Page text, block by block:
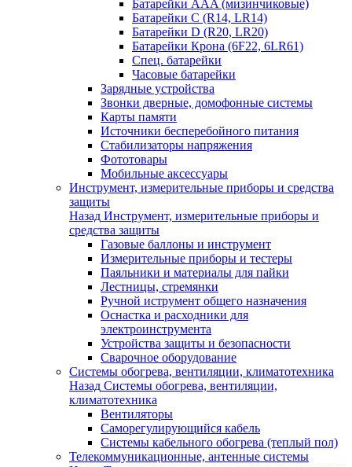
Батарейки AAA (мизинчиковые)
Батарейки C (R14, LR14)
Батарейки D (R20, LR20)
Батарейки Крона (6F22, 6LR61)
Спец. батарейки
Часовые батарейки
Зарядные устройства
Звонки дверные, домофонные системы
Карты памяти
Источники бесперебойного питания
Стабилизаторы напряжения
Фототовары
Мобильные аксессуары
Инструмент, измерительные приборы и средства
защиты
Назад Инструмент, измерительные приборы и
средства защиты
Газовые баллоны и инструмент
Измерительные приборы и тестеры
Паяльники и материалы для пайки
Лестницы, стремянки
Ручной иструмент общего назначения
Оснастка и расходники для
электроинструмента
Устройства защиты и безопасности
Сварочное оборудование
Системы обогрева, вентиляции, климатотехника
Назад Системы обогрева, вентиляции,
климатотехника
Вентиляторы
Саморегулирующийся кабель
Системы кабельного обогрева (теплый пол)
Телекоммуникационные, антенные системы